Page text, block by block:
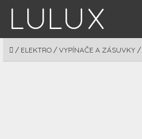
obsah
DOMOV
/ ELEKTRO / VYPÍNAČE A ZÁSUVKY /